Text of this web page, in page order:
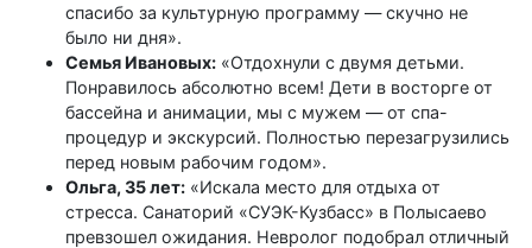
спасибо за культурную программу — скучно не
было ни дня».
Семья Ивановых: «Отдохнули с двумя детьми.
Понравилось абсолютно всем! Дети в восторге от
бассейна и анимации, мы с мужем — от спа-
процедур и экскурсий. Полностью перезагрузились
перед новым рабочим годом».
Ольга, 35 лет: «Искала место для отдыха от
стресса. Санаторий «СУЭК-Кузбасс» в Полысаево
превзошел ожидания. Невролог подобрал отличный